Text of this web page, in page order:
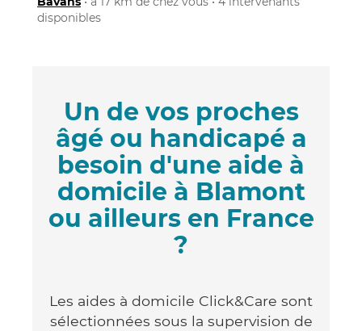
disponibles
Un de vos proches
âgé ou handicapé a
besoin d'une aide à
domicile à Blamont
ou ailleurs en France
?
Les aides à domicile Click&Care sont
sélectionnées sous la supervision de